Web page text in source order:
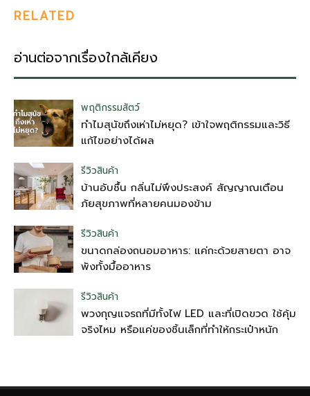
RELATED
อ่านต่อจากเรื่องใกล้เคียง
พฤติกรรมสัตว์
ทำไมสุนัขถึงเห่าไม่หยุด? เข้าใจพฤติกรรมและวิธี
แก้ไขอย่างได้ผล
รีวิวสินค้า
บ้านอับชื้น กลิ่นไม่พึงประสงค์ สัญญาณเตือน
ภัยสุขภาพที่หลายคนมองข้าม
รีวิวสินค้า
ขนาดกล่องถนอมอาหาร: แค่กะด้วยสายตา อาจ
พังทั้งมื้ออาหาร
รีวิวสินค้า
พวงกุญแจรถที่มีทั้งไฟ LED และที่เปิดขวด ใช้คุ้ม
จริงไหม หรือแค่ของชิ้นเล็กที่ทำให้กระเป๋าหนัก